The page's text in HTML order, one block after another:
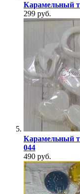
Карамельный
299 руб.
Карамельный
044
490 руб.